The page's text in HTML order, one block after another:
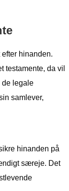
hinanden.
testamente, da vil
de legale
samlever,
hinanden på
særeje. Det